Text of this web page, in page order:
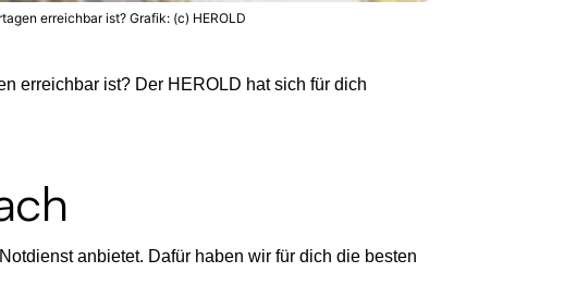
erreichbar ist? Grafik: (c) HEROLD
erreichbar ist? Der HEROLD hat sich für dich
anbietet. Dafür haben wir für dich die besten